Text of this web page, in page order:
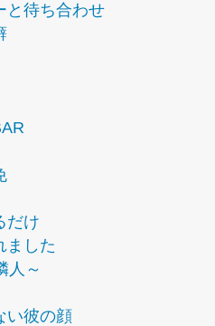
と待ち合わせ
だけ
ました
人～
彼の顔